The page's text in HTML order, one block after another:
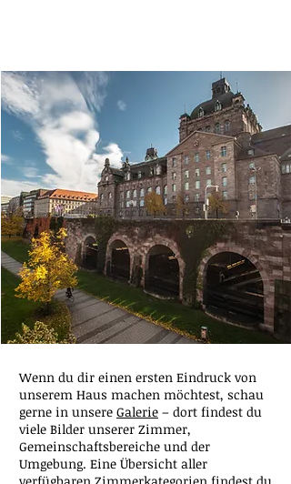
Wenn du dir einen ersten Eindruck von
unserem Haus machen möchtest, schau
gerne in unsere Galerie – dort findest du
viele Bilder unserer Zimmer,
Gemeinschaftsbereiche und der
Umgebung. Eine Übersicht aller